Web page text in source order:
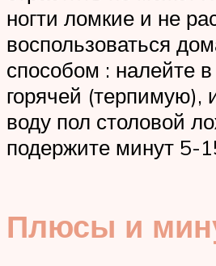
ногти ломкие и не
воспользоваться
способом : налейте
горячей (терпимую),
воду пол столовой
подержите минут 5-
Плюсы и